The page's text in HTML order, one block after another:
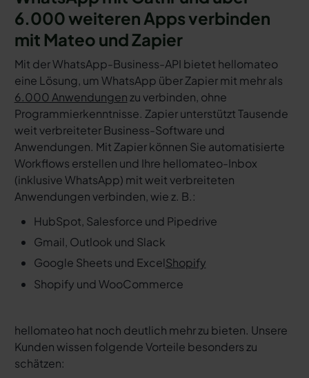
6.000 weiteren Apps verbinden
mit Mateo und Zapier
Mit der WhatsApp-Business-API bietet hellomateo
eine Lösung, um WhatsApp über Zapier mit mehr als
6.000 Anwendungenzu verbinden, ohne
Programmierkenntnisse. Zapier unterstützt Tausende
weit verbreiteter Business-Software und
Anwendungen. Mit Zapier können Sie automatisierte
Workflows erstellen und Ihre hellomateo-Inbox
(inklusive WhatsApp) mit weit verbreiteten
Anwendungen verbinden, wie z. B.:
HubSpot, Salesforce und Pipedrive
Gmail, Outlook und Slack
Google Sheets und ExcelShopify
Shopify und WooCommerce
hellomateo hat noch deutlich mehr zu bieten. Unsere
Kunden wissen folgende Vorteile besonders zu
schätzen: